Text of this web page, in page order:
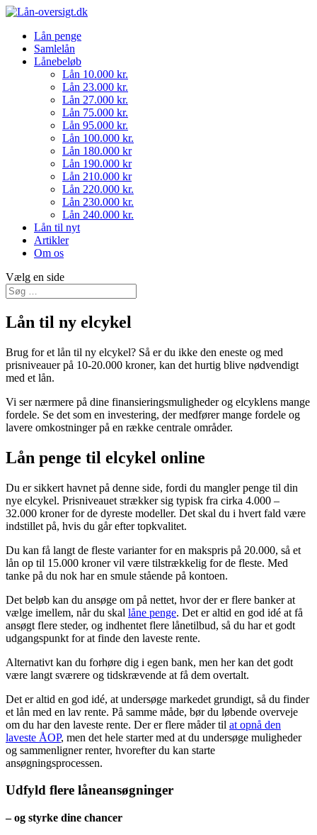
Lån penge
Samlelån
Lånebeløb
Lån 10.000 kr.
Lån 23.000 kr.
Lån 27.000 kr.
Lån 75.000 kr.
Lån 95.000 kr.
Lån 100.000 kr.
Lån 180.000 kr
Lån 190.000 kr
Lån 210.000 kr
Lån 220.000 kr.
Lån 230.000 kr.
Lån 240.000 kr.
Lån til nyt
Artikler
Om os
Vælg en side
Lån til ny elcykel
Brug for et lån til ny elcykel? Så er du ikke den eneste og med
prisniveauer på 10-20.000 kroner, kan det hurtig blive nødvendigt
med et lån.
Vi ser nærmere på dine finansieringsmuligheder og elcyklens mange
fordele. Se det som en investering, der medfører mange fordele og
lavere omkostninger på en række centrale områder.
Lån penge til elcykel online
Du er sikkert havnet på denne side, fordi du mangler penge til din
nye elcykel. Prisniveauet strækker sig typisk fra cirka 4.000 –
32.000 kroner for de dyreste modeller. Det skal du i hvert fald være
indstillet på, hvis du går efter topkvalitet.
Du kan få langt de fleste varianter for en makspris på 20.000, så et
lån op til 15.000 kroner vil være tilstrækkelig for de fleste. Med
tanke på du nok har en smule stående på kontoen.
Det beløb kan du ansøge om på nettet, hvor der er flere banker at
vælge imellem, når du skal låne penge. Det er altid en god idé at få
ansøgt flere steder, og indhentet flere lånetilbud, så du har et godt
udgangspunkt for at finde den laveste rente.
Alternativt kan du forhøre dig i egen bank, men her kan det godt
være langt sværere og tidskrævende at få dem overtalt.
Det er altid en god idé, at undersøge markedet grundigt, så du finder
et lån med en lav rente. På samme måde, bør du løbende overveje
om du har den laveste rente. Der er flere måder til at opnå den
laveste ÅOP, men det hele starter med at du undersøge muligheder
og sammenligner renter, hvorefter du kan starte
ansøgningsprocessen.
Udfyld flere låneansøgninger
– og styrke dine chancer